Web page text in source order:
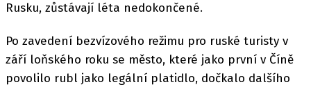
Rusku, zůstávají léta nedokončené.
Po zavedení bezvízového režimu pro ruské turisty v
září loňského roku se město, které jako první v Číně
povolilo rubl jako legální platidlo, dočkalo dalšího